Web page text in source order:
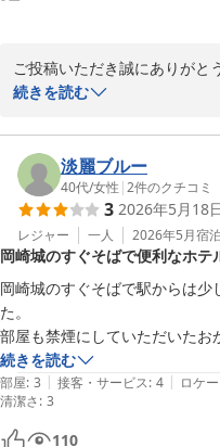
ご投稿いただき誠にありがと
最高評価をいただき嬉しく思
されますので、昼も夜も一日
ーションを気に入って頂き、
アメニティは最低限の物のみ
か必要な物があればフロント
物もあります。
また近くにお越しの際は、是
岡崎シングルホテル
2026-06-02
続きを読む
淡麗ブルー
40代/女性 |2件のクチコミ
3 2026年5月18
レジャー 一人 2026年5月宿泊
岡崎城のすぐそばで便利なホテ
岡崎城のすぐそばで駅からは
た。
部屋も禁煙にしていただいたお
た。
続きを読む
部屋: 3 | 接客・サービス: 4 | ロケ
清潔さ: 3
110